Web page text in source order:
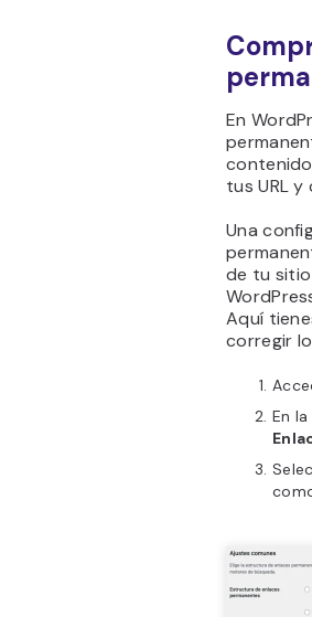
En
tus URL
Una
de tu
Aquí
corregir
En